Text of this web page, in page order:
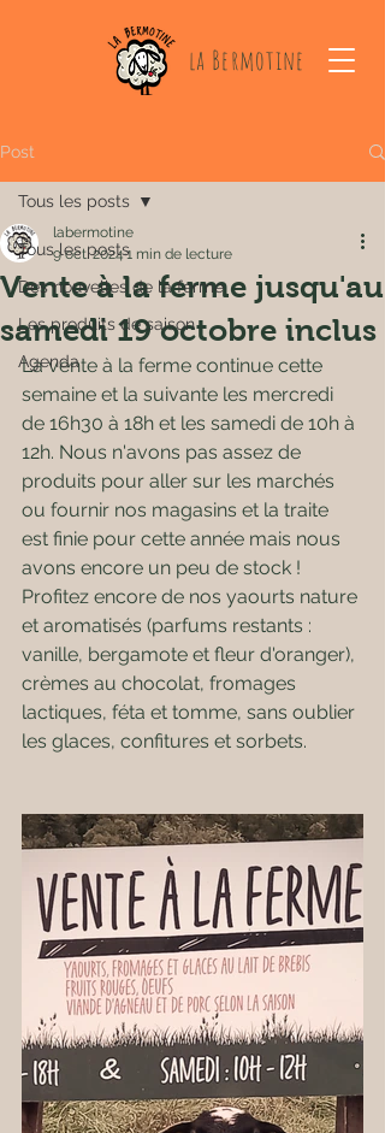
la Bermotine
Post
Tous les posts
Des nouvelles de la ferme
Les produits de saison
Agenda
Tous les posts
Vente à la ferme jusqu'au
samedi 19 octobre inclus
labermotine
9 oct. 20241 min de lecture
La vente à la ferme continue cette
semaine et la suivante les mercredi
de 16h30 à 18h et les samedi de 10h à
12h. Nous n'avons pas assez de
produits pour aller sur les marchés
ou fournir nos magasins et la traite
est finie pour cette année mais nous
avons encore un peu de stock !
Profitez encore de nos yaourts nature
et aromatisés (parfums restants :
vanille, bergamote et fleur d'oranger),
crèmes au chocolat, fromages
lactiques, féta et tomme, sans oublier
les glaces, confitures et sorbets.